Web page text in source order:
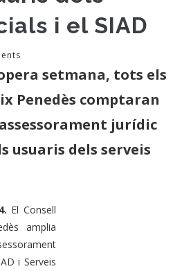
i el SIAD
setmana, tots els
Penedès comptaran
jurídic
usuaris dels serveis
El Consell
amplia
i Serveis